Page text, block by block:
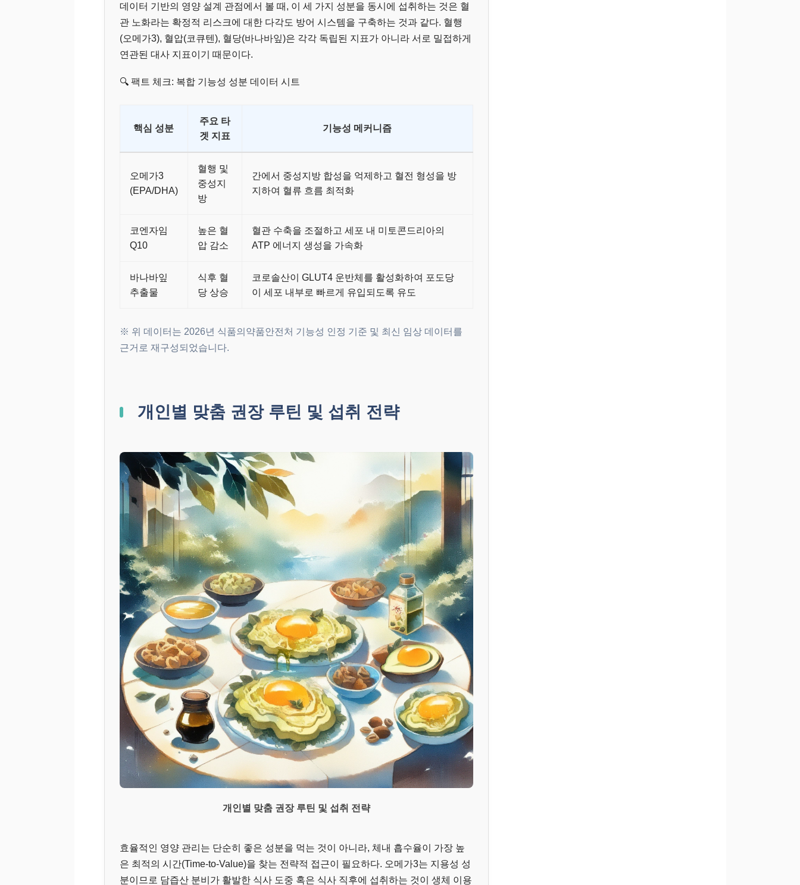
데이터 기반의 영양 설계 관점에서 볼 때, 이 세 가지 성분을 동시에 섭취하는 것은 혈
관 노화라는 확정적 리스크에 대한 다각도 방어 시스템을 구축하는 것과 같다. 혈행
(오메가3), 혈압(코큐텐), 혈당(바나바잎)은 각각 독립된 지표가 아니라 서로 밀접하게
연관된 대사 지표이기 때문이다.
🔍 팩트 체크: 복합 기능성 성분 데이터 시트
핵심 성분
주요 타
겟 지표
기능성 메커니즘
오메가3
(EPA/DHA)
혈행 및
중성지
방
간에서 중성지방 합성을 억제하고 혈전 형성을 방
지하여 혈류 흐름 최적화
코엔자임
Q10
높은 혈
압 감소
혈관 수축을 조절하고 세포 내 미토콘드리아의
ATP 에너지 생성을 가속화
바나바잎
추출물
식후 혈
당 상승
코로솔산이 GLUT4 운반체를 활성화하여 포도당
이 세포 내부로 빠르게 유입되도록 유도
※ 위 데이터는 2026년 식품의약품안전처 기능성 인정 기준 및 최신 임상 데이터를
근거로 재구성되었습니다.
개인별 맞춤 권장 루틴 및 섭취 전략
개인별 맞춤 권장 루틴 및 섭취 전략
효율적인 영양 관리는 단순히 좋은 성분을 먹는 것이 아니라, 체내 흡수율이 가장 높
은 최적의 시간(Time-to-Value)을 찾는 전략적 접근이 필요하다. 오메가3는 지용성 성
분이므로 담즙산 분비가 활발한 식사 도중 혹은 식사 직후에 섭취하는 것이 생체 이용